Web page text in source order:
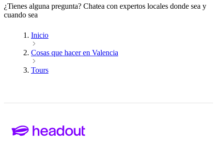
¿Tienes alguna pregunta? Chatea con expertos locales donde sea y
cuando sea
Inicio
Cosas que hacer en Valencia
Tours